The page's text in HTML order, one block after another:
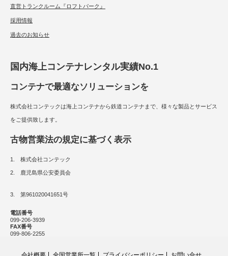
直営トランクルーム『ロフトパーク』
採用情報
過去のお知らせ
国内海上コンテナレンタル実績No.1
コンテナで最適なソリューションを
株式会社コンテックは海上コンテナから鉄道コンテナまで、様々な製品とサービス
をご提供致します。
古物営業法の規定に基づく表示
1. 株式会社コンテック
2. 鹿児島県公安委員会
3. 第961020041651号
電話番号
099-206-3939
FAX番号
099-806-2255